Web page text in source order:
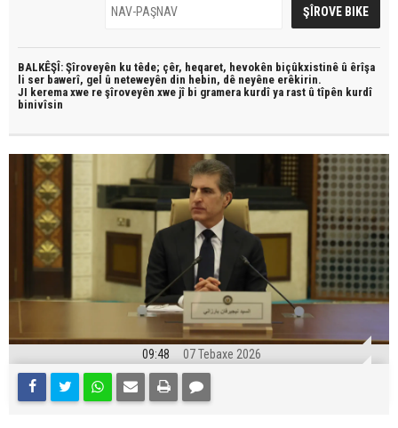
BALKÊŞÎ: Şîroveyên ku têde; çêr, heqaret, hevokên biçûkxistinê û êrîşa
li ser bawerî, gel û neteweyên din hebin, dê neyêne erêkirin.
JI kerema xwe re şîroveyên xwe jî bi gramera kurdî ya rast û tîpên kurdî
binivîsin
09:48 07 Tebaxe 2026